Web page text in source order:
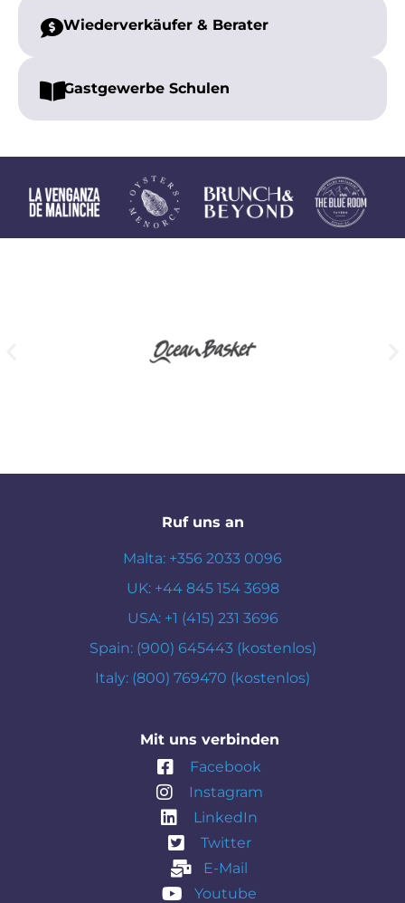
Wiederverkäufer & Berater
Gastgewerbe Schulen
Ruf uns an
Malta: +356 2033 0096
UK: +44 845 154 3698
USA: +1 (415) 231 3696
Spain: (900) 645443 (kostenlos)
Italy: (800) 769470 (kostenlos)
Mit uns verbinden
Facebook
Instagram
LinkedIn
Twitter
E-Mail
Youtube